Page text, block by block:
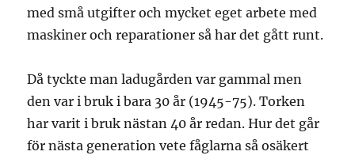
med små utgifter och mycket eget arbete med
maskiner och reparationer så har det gått runt.
Då tyckte man ladugården var gammal men
den var i bruk i bara 30 år (1945-75). Torken
har varit i bruk nästan 40 år redan. Hur det går
för nästa generation vete fåglarna så osäkert